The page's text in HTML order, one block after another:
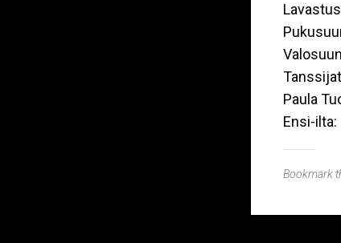
Paula
Ensi-
Bookmark